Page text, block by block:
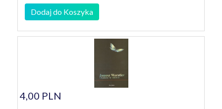
Dodaj do Koszyka
4,00 PLN